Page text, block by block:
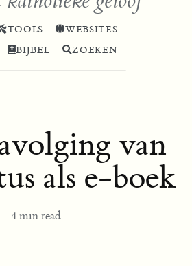
TOOLS
WEBSITES
BIJBEL ZOEKEN
van
als e-boek
4 min read